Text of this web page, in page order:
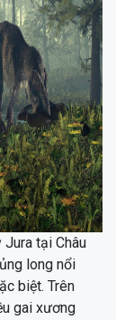
Jura tại Châu
long nổi
biệt. Trên
gai xương